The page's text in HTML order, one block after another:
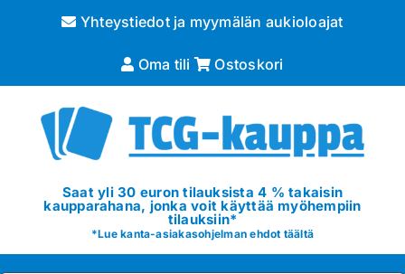
Yhteystiedot ja myymälän aukioloajat
Oma tili Ostoskori
Saat yli 30 euron tilauksista 4 % takaisin
kaupparahana, jonka voit käyttää myöhempiin
tilauksiin*
*Lue kanta-asiakasohjelman ehdot täältä